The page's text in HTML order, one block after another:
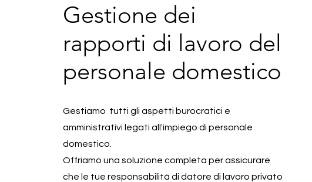
Gestione dei
rapporti di lavoro del
personale domestico
Gestiamo tutti gli aspetti burocratici e
amministrativi legati all'impiego di personale
domestico.
Offriamo una soluzione completa per assicurare
che le tue responsabilità di datore di lavoro privato